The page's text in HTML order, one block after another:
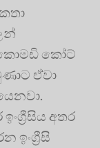
කොමඩි කෝට්
ඒවා
අතර
ඉංග්‍රීසි